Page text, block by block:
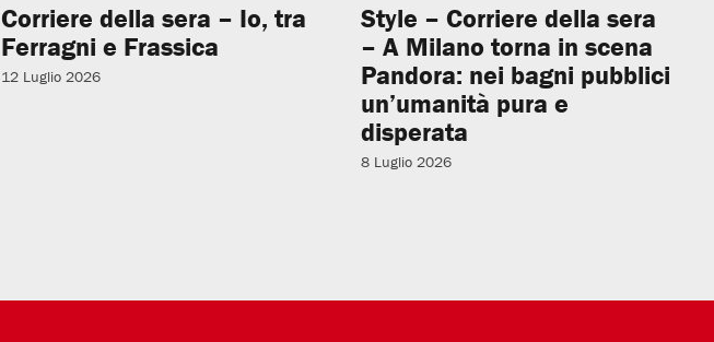
Corriere della sera – Io, tra
Ferragni e Frassica
12 Luglio 2026
Style – Corriere della sera
– A Milano torna in scena
Pandora: nei bagni pubblici
un’umanità pura e
disperata
8 Luglio 2026